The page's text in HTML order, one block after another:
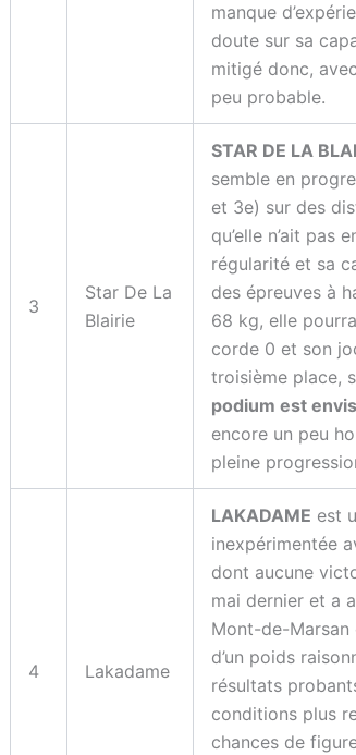
manque
doute sur sa
mitigé donc,
peu probable.
3
Star De La
Blairie
STAR DE LA
semble en
et 3e) sur des
qu’elle n’ait pas
régularité et sa
des épreuves à
68 kg, elle
corde 0 et son
troisième place,
podium est
encore un peu
pleine
4 Lakadame
LAKADAME est
inexpérimentée
dont aucune
mai dernier et a
Mont-de-Marsan
d’un poids
résultats
conditions plus
chances de